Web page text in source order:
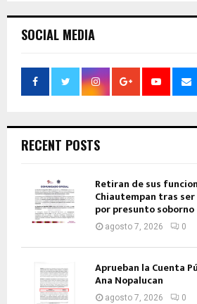
SOCIAL MEDIA
RECENT POSTS
Retiran de sus
Chiautempan tras
por presunto soborno
agosto 7, 2026 0
Aprueban la Cuenta
Ana Nopalucan
agosto 7, 2026 0